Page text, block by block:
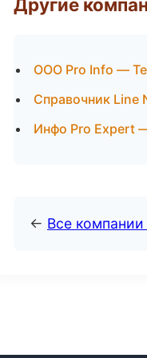
Другие
ООО Pro Info —
Справочник Line
Инфо Pro Expert
← Все